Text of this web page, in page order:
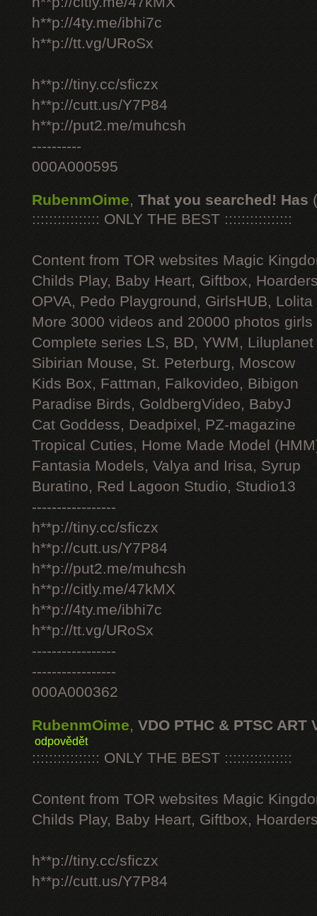
h**p://4ty.me/ibhi7c
h**p://tt.vg/URoSx
h**p://tiny.cc/sficzx
h**p://cutt.us/Y7P84
h**p://put2.me/muhcsh
----------
000A000595
RubenmOime, That you searched! Has
:::::::::::::::: ONLY THE BEST ::::::::::::::::
Content from TOR websites Magic
Childs Play, Baby Heart, Giftbox,
OPVA, Pedo Playground, GirlsHUB, Lolita
More 3000 videos and 20000 photos
Complete series LS, BD, YWM, Liluplanet
Sibirian Mouse, St. Peterburg, Moscow
Kids Box, Fattman, Falkovideo, Bibigon
Paradise Birds, GoldbergVideo, BabyJ
Cat Goddess, Deadpixel, PZ-magazine
Tropical Cuties, Home Made Model
Fantasia Models, Valya and Irisa, Syrup
Buratino, Red Lagoon Studio, Studio13
-----------------
h**p://tiny.cc/sficzx
h**p://cutt.us/Y7P84
h**p://put2.me/muhcsh
h**p://citly.me/47kMX
h**p://4ty.me/ibhi7c
h**p://tt.vg/URoSx
-----------------
-----------------
000A000362
RubenmOime, VDO PTHC & PTSC ART
odpovědět
:::::::::::::::: ONLY THE BEST ::::::::::::::::
Content from TOR websites Magic
Childs Play, Baby Heart, Giftbox,
h**p://tiny.cc/sficzx
h**p://cutt.us/Y7P84